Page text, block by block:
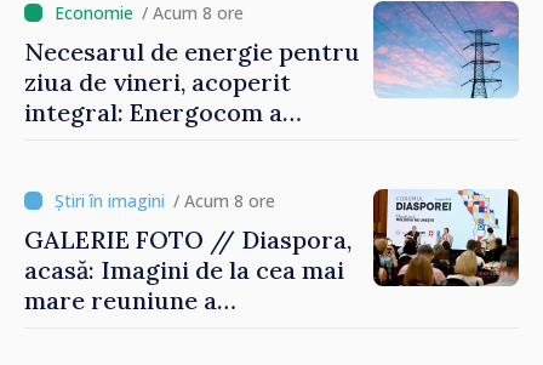
/ Acum 8 ore
Necesarul de energie pentru
ziua de vineri, acoperit
integral: Energocom a
/ Acum 8 ore
GALERIE FOTO // Diaspora,
acasă: Imagini de la cea mai
mare reuniune a